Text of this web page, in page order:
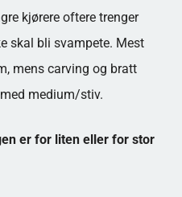
kjørere oftere trenger
skal bli svampete. Mest
mens carving og bratt
medium/stiv.
er for liten eller for stor